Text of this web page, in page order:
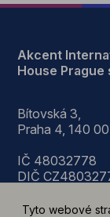
Akcent
House Prague
Bítovská 3,
Praha 4, 140 00
IČ 48032778
DIČ
Po- Čt 8.30-
Tyto webové